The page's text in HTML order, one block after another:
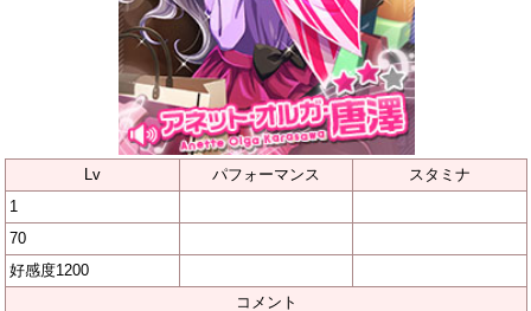
Lv パフォーマンス
スタミナ
1
70
好感度1200
コメント